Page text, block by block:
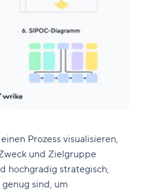
Prozess visualisieren,
und Zielgruppe
hochgradig strategisch,
sind, um